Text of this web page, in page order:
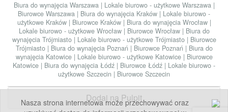
Nasza strona internetowa może przechowywać oraz
Biura do wynajęcia Warszawa | Lokale biurowo - użytkowe Warszawa |
Biurowce Warszawa | Biura do wynajęcia Kraków | Lokale biurowo -
użytkowe Kraków | Biurowce Kraków | Biura do wynajęcia Wrocław |
Lokale biurowo - użytkowe Wrocław | Biurowce Wrocław | Biura do
wynajęcia Trójmiasto | Lokale biurowo - użytkowe Trójmiasto | Biurowce
Trójmiasto | Biura do wynajęcia Poznań | Biurowce Poznań | Biura do
wynajęcia Katowice | Lokale biurowo - użytkowe Katowice | Biurowce
Katowice | Biura do wynajęcia Łódź | Biurowce Łódź | Lokale biurowo -
użytkowe Szczecin | Biurowce Szczecin
Dodaj na Pulpit